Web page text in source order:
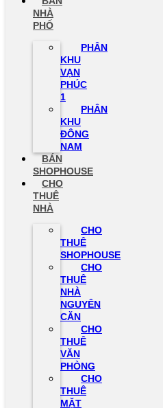
NHÀ
PHỐ
PHÂN
KHU
VẠN
PHÚC
1
PHÂN
KHU
ĐÔNG
NAM
BÁN
SHOPHOUSE
CHO
THUÊ
NHÀ
CHO
THUÊ
SHOPHOUSE
CHO
THUÊ
NHÀ
NGUYÊN
CĂN
CHO
THUÊ
VĂN
PHÒNG
CHO
THUÊ
MẶT